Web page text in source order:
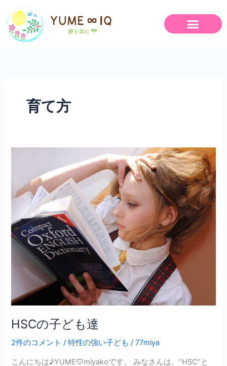
育て方
HSCの子ども達
2件のコメント /特性の強い子ども /77miya
こんにちは♪YUME♡miyakoです。 みなさんは、”HSC”と
ど
も